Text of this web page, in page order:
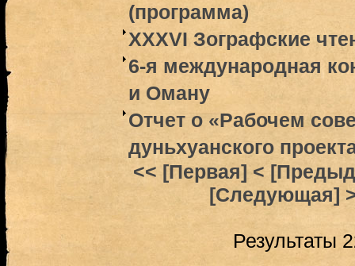
(программа)
XXXVI Зографские
6-я международная
и Оману
Отчет о «Рабочем
дуньхуанского
<< [Первая] <
[Следующая]
Результаты